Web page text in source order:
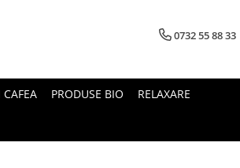
0732 55 88 33
CAFEA PRODUSE BIO RELAXARE